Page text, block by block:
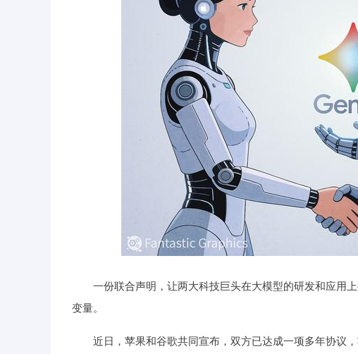
一份联合声明，让两大科技巨头在大模型的研发和应用
变量。
近日，苹果和谷歌共同宣布，双方已达成一项多年协议